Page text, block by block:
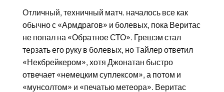
Отличный, техничный матч. началось все как
обычно с «Армдрагов» и болевых, пока Веритас
не попал на «Обратное СТО». Грешэм стал
терзать его руку в болевых, но Тайлер ответил
«Некбрейкером», хотя Джонатан быстро
отвечает «немецким суплексом», а потом и
«мунсолтом» и «печатью метеора». Веритас